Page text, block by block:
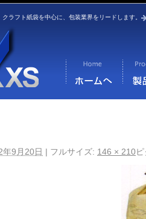
ラフト紙袋を中心に、包装業界をリードします。
年9月20日 | フルサイズ: 146 × 210